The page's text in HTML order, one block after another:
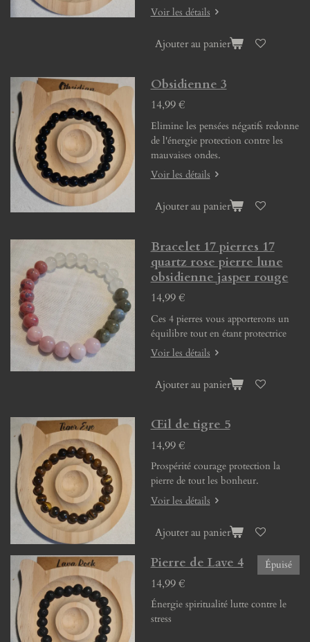
Voir les détails
Ajouter au panier
Obsidienne 3
14,99 €
Elimine les pensées négatifs redonne
de l'énergie protection contre les
mauvaises ondes.
Voir les détails
Ajouter au panier
Bracelet 17 pierres 17
quartz rose pierre lune
obsidienne jasper rouge
14,99 €
Ces 4 pierres vous apporterons un
équilibre tout en étant protectrice
Voir les détails
Ajouter au panier
Œil de tigre 5
14,99 €
Prospérité courage protection la
pierre de tout les bonheur.
Voir les détails
Ajouter au panier
Épuisé
Pierre de Lave 4
14,99 €
Énergie spiritualité lutte contre le
stress